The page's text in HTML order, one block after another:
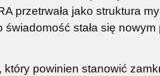
przetrwała jako struktura
stała się nowym
który powinien stanowić